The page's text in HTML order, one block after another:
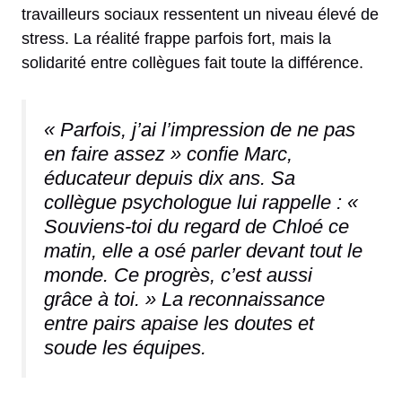
travailleurs sociaux ressentent un niveau élevé de
stress. La réalité frappe parfois fort, mais la
solidarité entre collègues fait toute la différence.
« Parfois, j’ai l’impression de ne pas
en faire assez » confie Marc,
éducateur depuis dix ans. Sa
collègue psychologue lui rappelle : «
Souviens-toi du regard de Chloé ce
matin, elle a osé parler devant tout le
monde. Ce progrès, c’est aussi
grâce à toi. » La reconnaissance
entre pairs apaise les doutes et
soude les équipes.